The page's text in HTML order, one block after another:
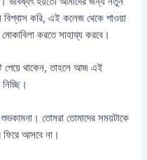
বিশ্বাস করি, এই কলেজ থেকে পাওয়া
করতে সাহায্য করবে।
পেয়ে থাকেন, তাহলে আজ এই
তোমরা তোমাদের সময়টাকে
আসবে না।